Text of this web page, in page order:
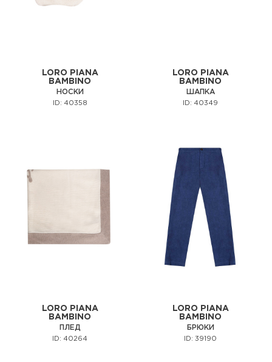
LORO PIANA
BAMBINO
НОСКИ
ID: 40358
LORO PIANA
BAMBINO
ШАПКА
ID: 40349
LORO PIANA
BAMBINO
ПЛЕД
ID: 40264
LORO PIANA
BAMBINO
БРЮКИ
ID: 39190